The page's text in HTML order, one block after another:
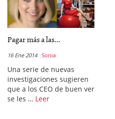
Pagar más a las...
16 Ene 2014 Sonia
Una serie de nuevas
investigaciones sugieren
que a los CEO de buen ver
se les … Leer